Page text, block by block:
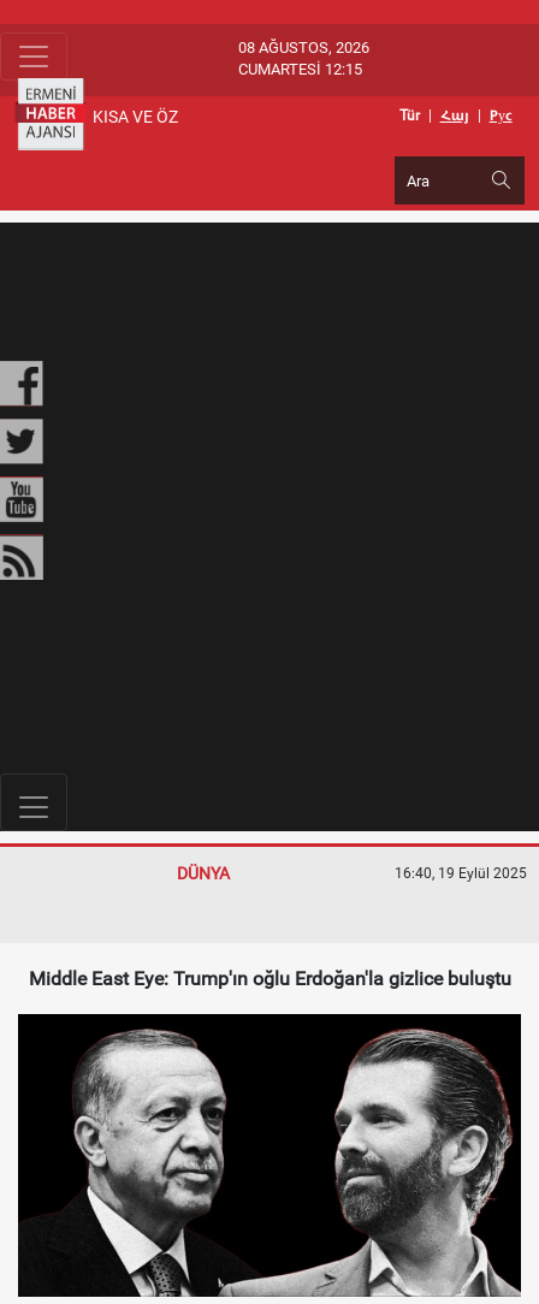
08 AĞUSTOS, 2026
CUMARTESİ 12:15
Tür Հայ Pуc
KISA VE ÖZ
DÜNYA 16:40, 19 Eylül 2025
Middle East Eye: Trump'ın oğlu Erdoğan'la gizlice buluştu